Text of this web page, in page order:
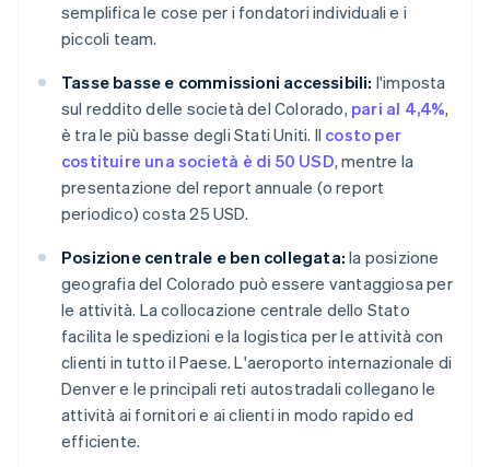
semplifica le cose per i fondatori individuali e i
piccoli team.
Tasse basse e commissioni accessibili: l'imposta
sul reddito delle società del Colorado, pari al 4,4%,
è tra le più basse degli Stati Uniti. Il costo per
costituire una società è di 50 USD, mentre la
presentazione del report annuale (o report
periodico) costa 25 USD.
Posizione centrale e ben collegata: la posizione
geografia del Colorado può essere vantaggiosa per
le attività. La collocazione centrale dello Stato
facilita le spedizioni e la logistica per le attività con
clienti in tutto il Paese. L'aeroporto internazionale di
Denver e le principali reti autostradali collegano le
attività ai fornitori e ai clienti in modo rapido ed
efficiente.